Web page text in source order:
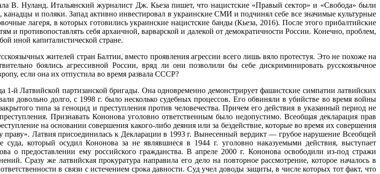
В. Нуланд. Итальянский журналист Дж. Кьеза пишет, что нацистские «Правый сектор» и «Свобода» были
и поляки. Запад активно инвестировал в украинские СМИ и подчинял себе все значимые культурные
лагеря, в которых готовились украинские нацистские банды (Кьеза, 2016). После этого прибалтийские
и противопоставлять себя архаичной, варварской и далекой от демократичности России. Конечно, проблем,
иной капиталистической стране.
жителей стран Балтии, вместо проявления агрессии всего лишь вяло протестуя. Это не похоже на
боялись агрессивной России, вряд ли они позволили бы себе дискриминировать русскоязычное
если она их отпустила во время развала СССР?
1-й Латвийской партизанской бригады. Она одновременно де­монстрирует фашистские симпатии латвийских
довольно долго, с 1998 г. было несколько судебных процессов. Его обвиняли в убийстве во время войны
типа за геноцид и преступления против человече­ства. Причем его действия в указанный период не
Признавать Кононова уголовно ответственным было недопустимо. Всеобщая декларация прав
на основании совершения какого-либо деяния или за бездействие, которые во время их совершения
Латвия присо­единилась к Декларации в 1993 г. Вынесенный вердикт — грубое нарушение Всеобщей
суда, который осудил Кононова за не являвшиеся в 1944 г. уго­ловно наказуемыми действия, выступает
о предоставлении ему рос­сийского гражданства. В апреле 2000 г. Кононова освободили из-под стражи
Сразу же латвийская прокуратура направила его дело на повторное рассмотрение, которое началось в
в связи с истече­нием срока давности. Суд учел доводы защиты, в числе которых тот факт, что